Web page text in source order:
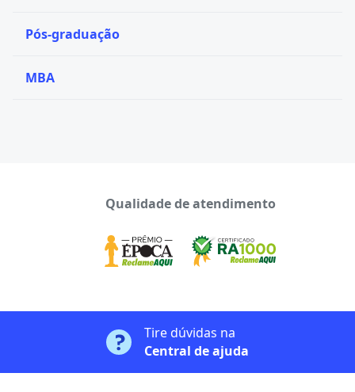
Pós-graduação
MBA
Qualidade de atendimento
Tire dúvidas na
Central de ajuda